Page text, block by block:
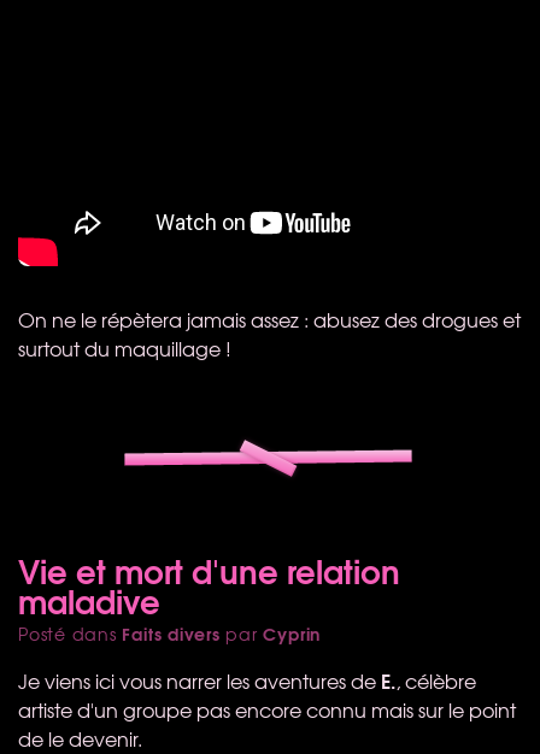
On ne le répètera jamais assez : abusez des drogues et
surtout du maquillage !
Vie et mort d'une relation
maladive
Posté dans Faits divers parCyprin
Je viens ici vous narrer les aventures de E., célèbre
artiste d'un groupe pas encore connu mais sur le point
de le devenir.